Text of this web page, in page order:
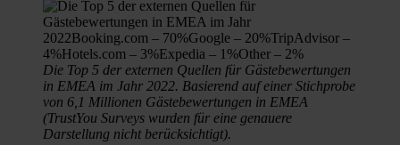
Die Top 5 der externen Quellen für Gästebewertungen
in EMEA im Jahr 2022. Basierend auf einer Stichprobe
von 6,1 Millionen Gästebewertungen in EMEA
(TrustYou Surveys wurden für eine genauere
Darstellung nicht berücksichtigt).